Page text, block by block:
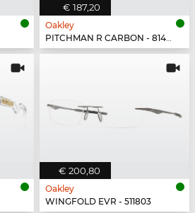
€ 187,20
Oakley
PITCHMAN R CARBON - 814902
€ 200,80
Oakley
WINGFOLD EVR - 511803